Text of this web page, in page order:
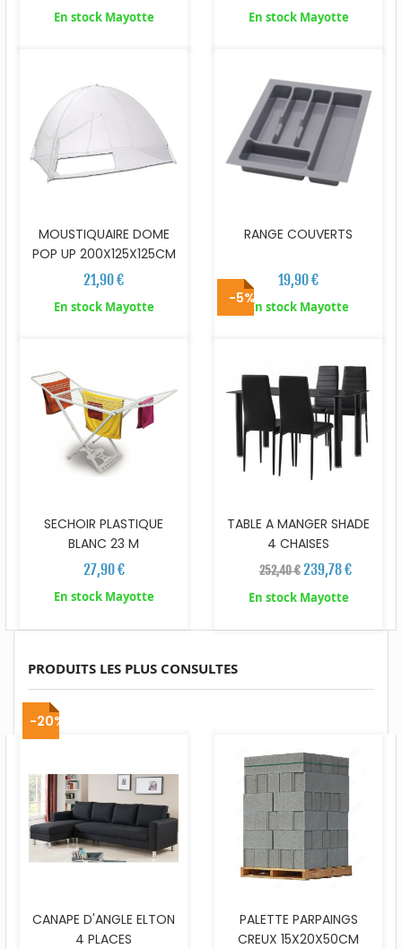
En stock Mayotte En stock Mayotte
MOUSTIQUAIRE DOME
POP UP 200X125X125CM
21,90 €
En stock Mayotte
RANGE COUVERTS
19,90 €
En stock Mayotte
SECHOIR PLASTIQUE
BLANC 23 M
27,90 €
En stock Mayotte
-5%
TABLE A MANGER SHADE
4 CHAISES
252,40 € 239,78 €
En stock Mayotte
PRODUITS LES PLUS CONSULTES
-20%
CANAPE D'ANGLE ELTON
4 PLACES
PALETTE PARPAINGS
CREUX 15X20X50CM